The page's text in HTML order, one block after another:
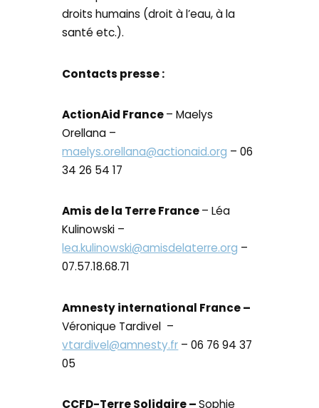
droits humains (droit à l’eau, à la
santé etc.).
Contacts presse :
ActionAid France– Maelys
Orellana –
maelys.orellana@actionaid.org – 06
34 26 54 17
Amis de la Terre France– Léa
Kulinowski –
lea.kulinowski@amisdelaterre.org –
07.57.18.68.71
Amnesty international France –
Véronique Tardivel –
vtardivel@amnesty.fr – 06 76 94 37
05
CCFD-Terre Solidaire –Sophie